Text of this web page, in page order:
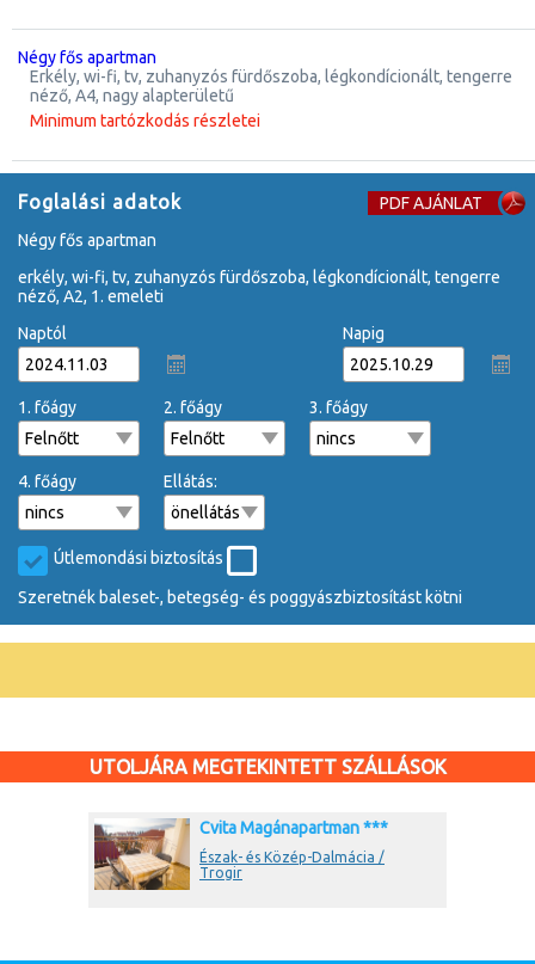
négy fős apartman
erkély, wi-fi, tv, zuhanyzós fürdőszoba, légkondícionált, tengerre
néző, A4, nagy alapterületű
Minimum tartózkodás részletei
Foglalási adatok
PDF AJÁNLAT
négy fős apartman
erkély, wi-fi, tv, zuhanyzós fürdőszoba, légkondícionált, tengerre
néző, A2, 1. emeleti
Naptól
Napig
1. főágy 2. főágy 3. főágy
4. főágy Ellátás:
Útlemondási biztosítás
Szeretnék baleset-, betegség- és poggyászbiztosítást kötni
UTOLJÁRA MEGTEKINTETT SZÁLLÁSOK
Cvita Magánapartman ***
Észak- és Közép-Dalmácia /
Trogir